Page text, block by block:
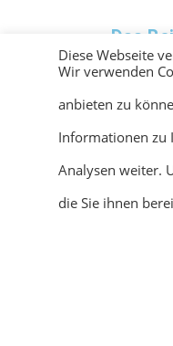
Das
Auch bei
eine
Elastizität
Ihre
Diese Webseite
Wir verwenden
anbieten zu
Informationen zu
Analysen weiter.
die Sie ihnen